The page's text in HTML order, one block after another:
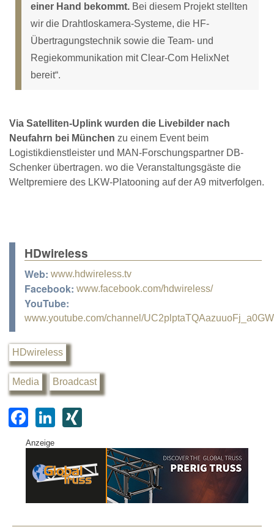
einer Hand bekommt. Bei diesem Projekt stellten
wir die Drahtloskamera-Systeme, die HF-
Übertragungstechnik sowie die Team- und
Regiekommunikation mit Clear-Com HelixNet
bereit“.
Via Satelliten-Uplink wurden die Livebilder nach
Neufahrn bei München zu einem Event beim
Logistikdienstleister und MAN-Forschungspartner DB-
Schenker übertragen. wo die Veranstaltungsgäste die
Weltpremiere des LKW-Platooning auf der A9 mitverfolgen.
HDwireless
Web: www.hdwireless.tv
Facebook: www.facebook.com/hdwireless/
YouTube:
www.youtube.com/channel/
HDwireless
Media Broadcast
F
a
c
e
Li
k
e
G
Anzeige